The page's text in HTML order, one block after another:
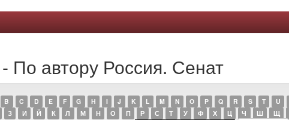
По автору Россия. Сенат
B C D E F G H I J K L M N O P Q R S T U
З И Й К Л М Н О П Р С Т У Ф Х Ц Ч Ш Щ